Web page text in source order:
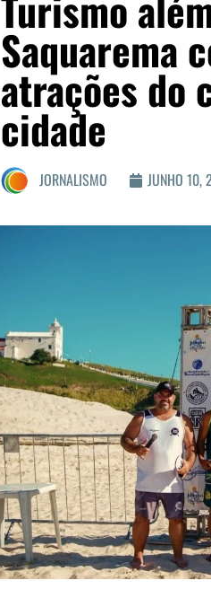
Saquarema
atrações do
cidade
JORNALISMO JUNHO 10,